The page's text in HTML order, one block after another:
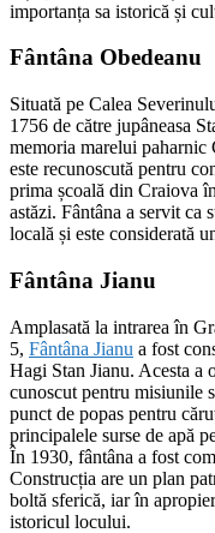
importanța sa istorică și
Fântâna Obedeanu
Situată pe Calea
1756 de către jupâneasa
memoria marelui paharnic
este recunoscută pentru
prima școală din Craiova
astăzi. Fântâna a servit ca
locală și este considerată
Fântâna Jianu
Amplasată la intrarea în
5, Fântâna Jianu a fost
Hagi Stan Jianu. Acesta a
cunoscut pentru misiunile
punct de popas pentru
principalele surse de apă
În 1930, fântâna a fost
Construcția are un plan
boltă sferică, iar în
istoricul locului.